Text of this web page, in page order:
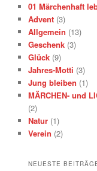
01 Märchenhaft
Advent (3)
Allgemein (13)
Geschenk (3)
Glück (9)
Jahres-Motti (3)
Jung bleiben (1)
MÄRCHEN- und
(2)
Natur (1)
Verein (2)
NEUESTE